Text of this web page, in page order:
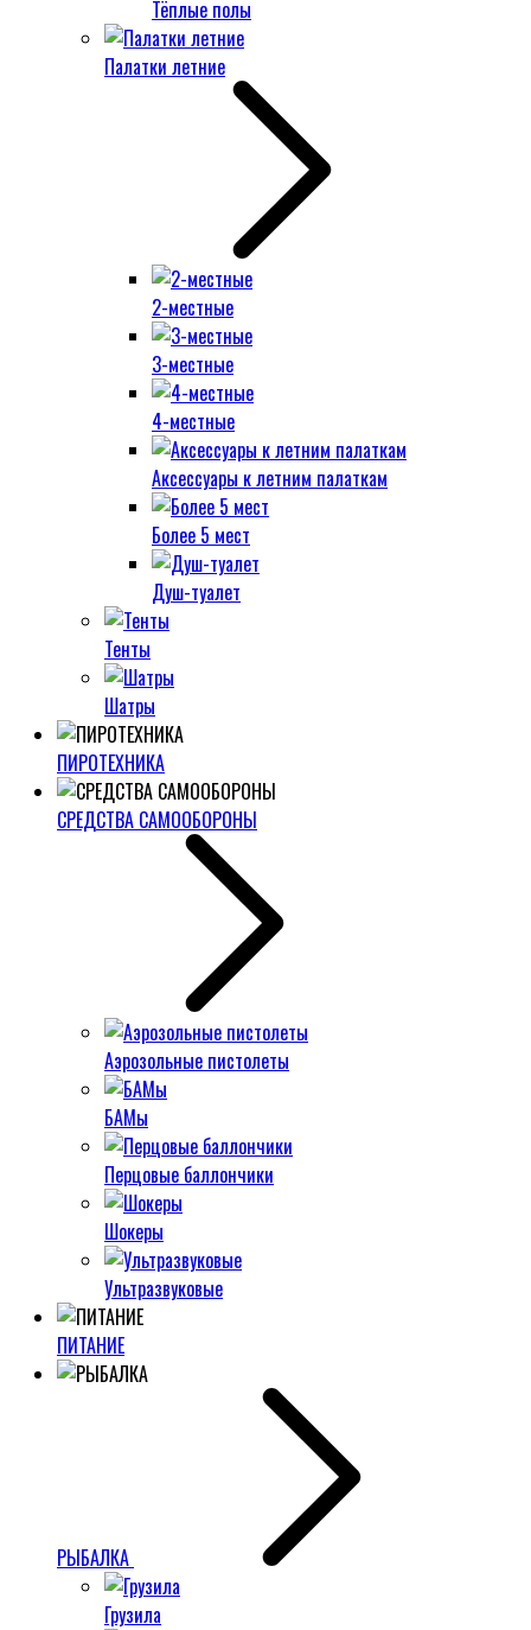
Тёплые полы
Палатки летние
2-местные
3-местные
4-местные
Аксессуары к летним палаткам
Более 5 мест
Душ-туалет
Тенты
Шатры
ПИРОТЕХНИКА
СРЕДСТВА САМООБОРОНЫ
Аэрозольные пистолеты
БАМы
Перцовые баллончики
Шокеры
Ультразвуковые
ПИТАНИЕ
РЫБАЛКА
Грузила